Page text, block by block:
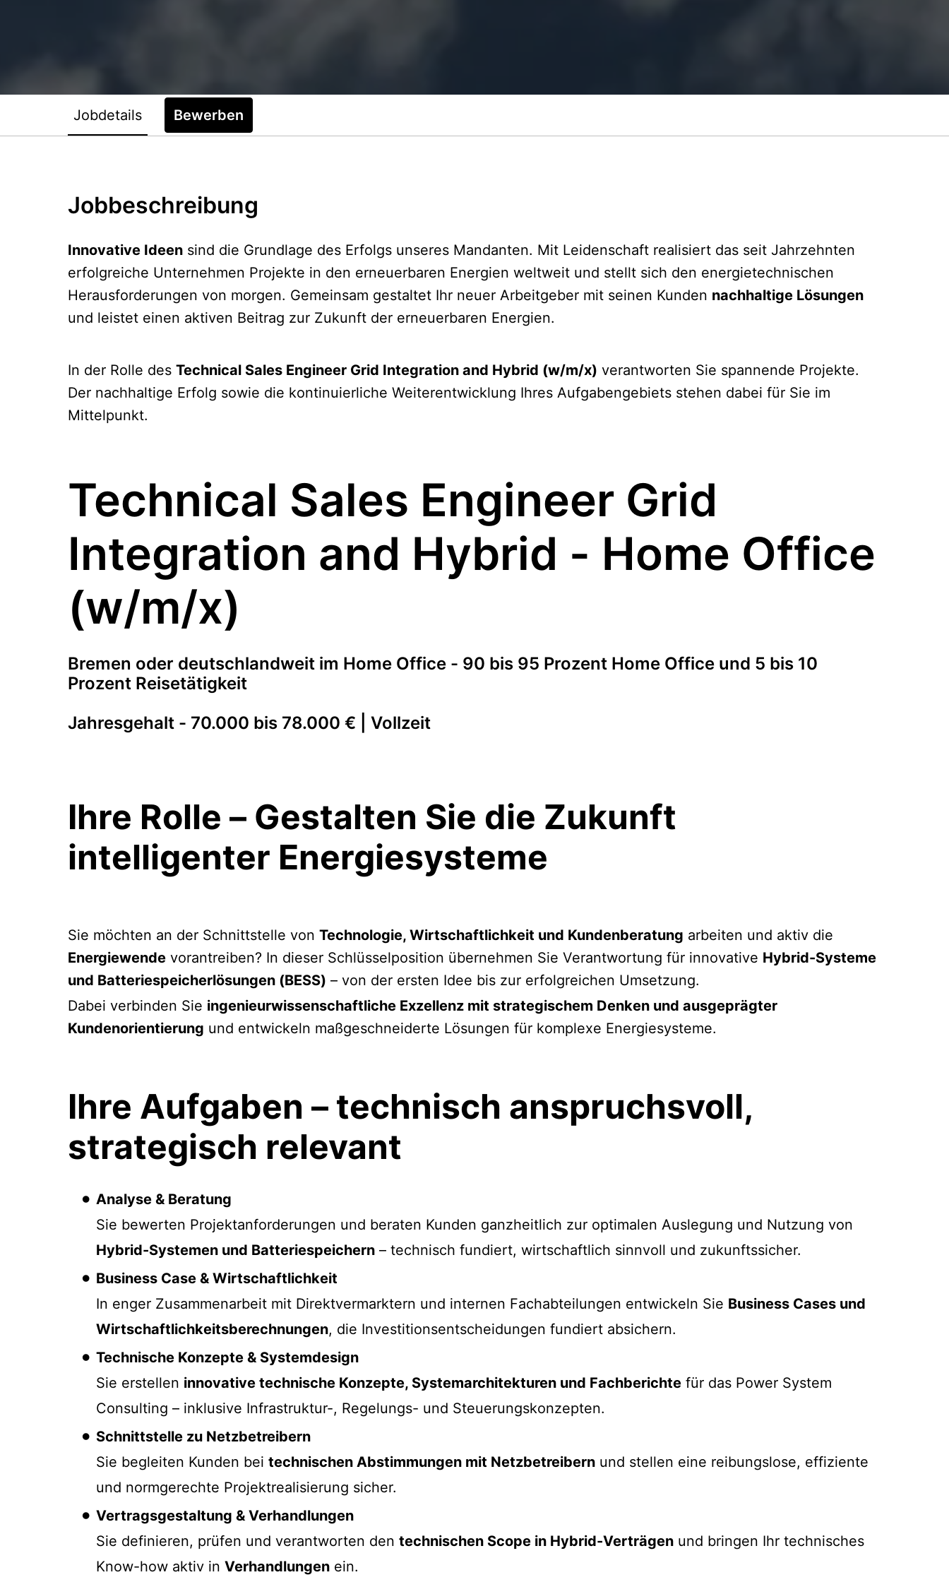
Jobdetails Bewerben
Jobbeschreibung
Innovative Ideen sind die Grundlage des Erfolgs unseres Mandanten. Mit Leidenschaft realisiert das seit Jahrzehnten
erfolgreiche Unternehmen Projekte in den erneuerbaren Energien weltweit und stellt sich den energietechnischen
Herausforderungen von morgen. Gemeinsam gestaltet Ihr neuer Arbeitgeber mit seinen Kunden nachhaltige Lösungen
und leistet einen aktiven Beitrag zur Zukunft der erneuerbaren Energien.
In der Rolle des Technical Sales Engineer Grid Integration and Hybrid (w/m/x) verantworten Sie spannende Projekte.
Der nachhaltige Erfolg sowie die kontinuierliche Weiterentwicklung Ihres Aufgabengebiets stehen dabei für Sie im
Mittelpunkt.
Technical Sales Engineer Grid
Integration and Hybrid - Home Office
(w/m/x)
Bremen oder deutschlandweit im Home Office - 90 bis 95 Prozent Home Office und 5 bis 10
Prozent Reisetätigkeit
Jahresgehalt - 70.000 bis 78.000 € | Vollzeit
Ihre Rolle – Gestalten Sie die Zukunft
intelligenter Energiesysteme
Sie möchten an der Schnittstelle von Technologie, Wirtschaftlichkeit und Kundenberatung arbeiten und aktiv die
Energiewende vorantreiben? In dieser Schlüsselposition übernehmen Sie Verantwortung für innovative Hybrid-Systeme
und Batteriespeicherlösungen (BESS) – von der ersten Idee bis zur erfolgreichen Umsetzung.
Dabei verbinden Sie ingenieurwissenschaftliche Exzellenz mit strategischem Denken und ausgeprägter
Kundenorientierung und entwickeln maßgeschneiderte Lösungen für komplexe Energiesysteme.
Ihre Aufgaben – technisch anspruchsvoll,
strategisch relevant
Analyse & Beratung
Sie bewerten Projektanforderungen und beraten Kunden ganzheitlich zur optimalen Auslegung und Nutzung von
Hybrid-Systemen und Batteriespeichern – technisch fundiert, wirtschaftlich sinnvoll und zukunftssicher.
Business Case & Wirtschaftlichkeit
In enger Zusammenarbeit mit Direktvermarktern und internen Fachabteilungen entwickeln Sie Business Cases und
Wirtschaftlichkeitsberechnungen, die Investitionsentscheidungen fundiert absichern.
Technische Konzepte & Systemdesign
Sie erstellen innovative technische Konzepte, Systemarchitekturen und Fachberichte für das Power System
Consulting – inklusive Infrastruktur-, Regelungs- und Steuerungskonzepten.
Schnittstelle zu Netzbetreibern
Sie begleiten Kunden bei technischen Abstimmungen mit Netzbetreibern und stellen eine reibungslose, effiziente
und normgerechte Projektrealisierung sicher.
Vertragsgestaltung & Verhandlungen
Sie definieren, prüfen und verantworten den technischen Scope in Hybrid-Verträgen und bringen Ihr technisches
Know-how aktiv in Verhandlungen ein.